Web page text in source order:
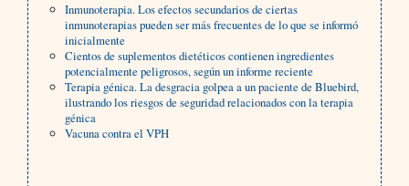
Inmunoterapia. Los efectos secundarios de ciertas
inmunoterapias pueden ser más frecuentes de lo que se informó
inicialmente
Cientos de suplementos dietéticos contienen ingredientes
potencialmente peligrosos, según un informe reciente
Terapia génica. La desgracia golpea a un paciente de Bluebird,
ilustrando los riesgos de seguridad relacionados con la terapia
génica
Vacuna contra el VPH